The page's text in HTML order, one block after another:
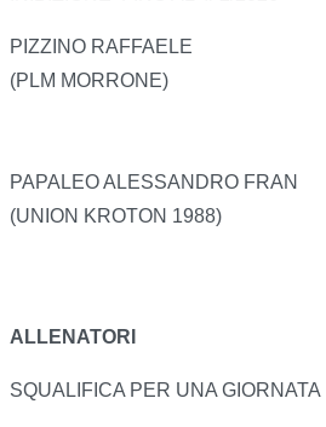
PIZZINO RAFFAELE
(PLM MORRONE)
PAPALEO ALESSANDRO FRAN
(UNION KROTON 1988)
ALLENATORI
SQUALIFICA PER UNA GIORNATA